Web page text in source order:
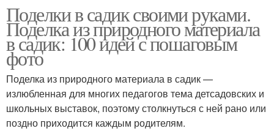
Поделки в садик своими руками.
Поделка из природного материала
в садик: 100 идей с пошаговым
фото
Поделка из природного материала в садик —
излюбленная для многих педагогов тема детсадовских и
школьных выставок, поэтому столкнуться с ней рано или
поздно приходится каждым родителям.